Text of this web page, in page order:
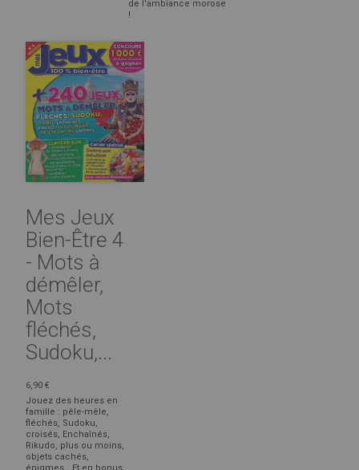
de l'ambiance morose
!
Mes Jeux
Bien-Être 4
- Mots à
démêler,
Mots
fléchés,
Sudoku,...
6,90 €
Jouez des heures en
famille : pêle-mêle,
fléchés, Sudoku,
croisés, Enchaînés,
Rikudo, plus ou moins,
objets cachés,
énigmes… Et en bonus,